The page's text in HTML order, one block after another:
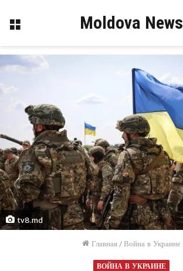
Меню Moldova News
tv8.md
Главная /Война в Украине
ВОЙНА В УКРАИНЕ